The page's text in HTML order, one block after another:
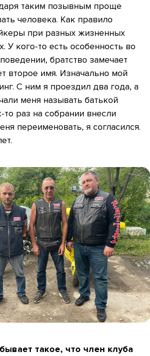
таким позывным проще
человека. Как правило
при разных жизненных
У кого-то есть особенность во
братство замечает
второе имя. Изначально мой
С ним я проездил два года, а
меня называть батькой
то раз на собрании внесли
переименовать, я согласился.
такое, что член клуба